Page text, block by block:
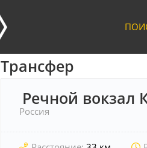
Трансфер
Речной вокзал
Россия